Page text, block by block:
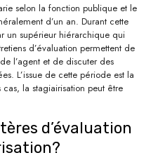
selon la fonction publique et le
d’un an. Durant cette
un supérieur hiérarchique qui
d’évaluation permettent de
l’agent et de discuter des
L’issue de cette période est la
la stagiairisation peut être
d’évaluation